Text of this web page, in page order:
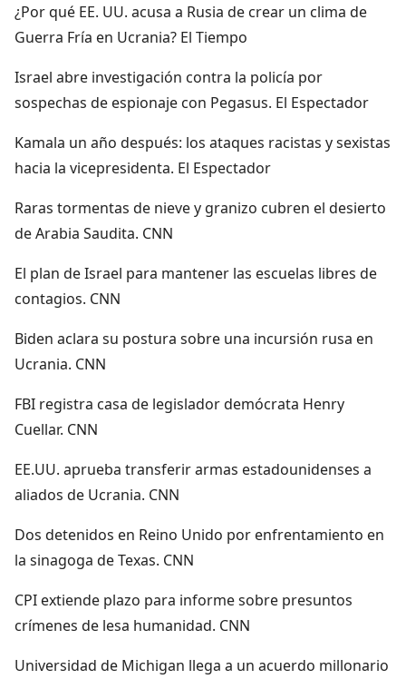
¿Por qué EE. UU. acusa a Rusia de crear un clima de
Guerra Fría en Ucrania? El Tiempo
Israel abre investigación contra la policía por
sospechas de espionaje con Pegasus. El Espectador
Kamala un año después: los ataques racistas y sexistas
hacia la vicepresidenta. El Espectador
Raras tormentas de nieve y granizo cubren el desierto
de Arabia Saudita. CNN
El plan de Israel para mantener las escuelas libres de
contagios. CNN
Biden aclara su postura sobre una incursión rusa en
Ucrania. CNN
FBI registra casa de legislador demócrata Henry
Cuellar. CNN
EE.UU. aprueba transferir armas estadounidenses a
aliados de Ucrania. CNN
Dos detenidos en Reino Unido por enfrentamiento en
la sinagoga de Texas. CNN
CPI extiende plazo para informe sobre presuntos
crímenes de lesa humanidad. CNN
Universidad de Michigan llega a un acuerdo millonario